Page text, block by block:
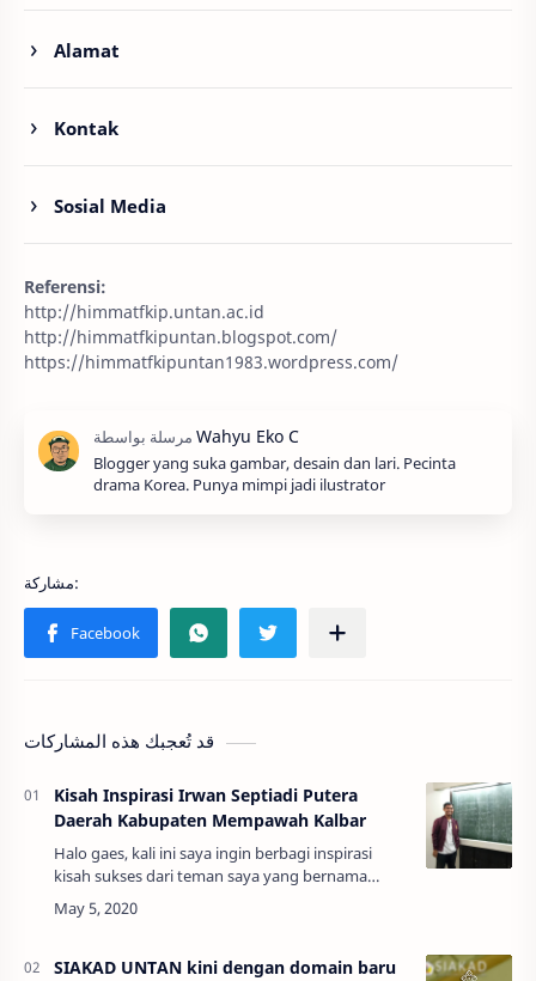
Alamat
Kontak
Sosial Media
Referensi:
http://himmatfkip.untan.ac.id
http://himmatfkipuntan.blogspot.com/
https://himmatfkipuntan1983.wordpress.com/
Blogger yang suka gambar, desain dan lari. Pecinta
drama Korea. Punya mimpi jadi ilustrator
قد تُعجبك هذه المشاركات
Kisah Inspirasi Irwan Septiadi Putera
Daerah Kabupaten Mempawah Kalbar
Halo gaes, kali ini saya ingin berbagi inspirasi
kisah sukses dari teman saya yang bernama
Irwan Septiadi. Beliau saat ini telah
menyelesaikan kuliah S-2 nya di salah satu
SIAKAD UNTAN kini dengan domain baru